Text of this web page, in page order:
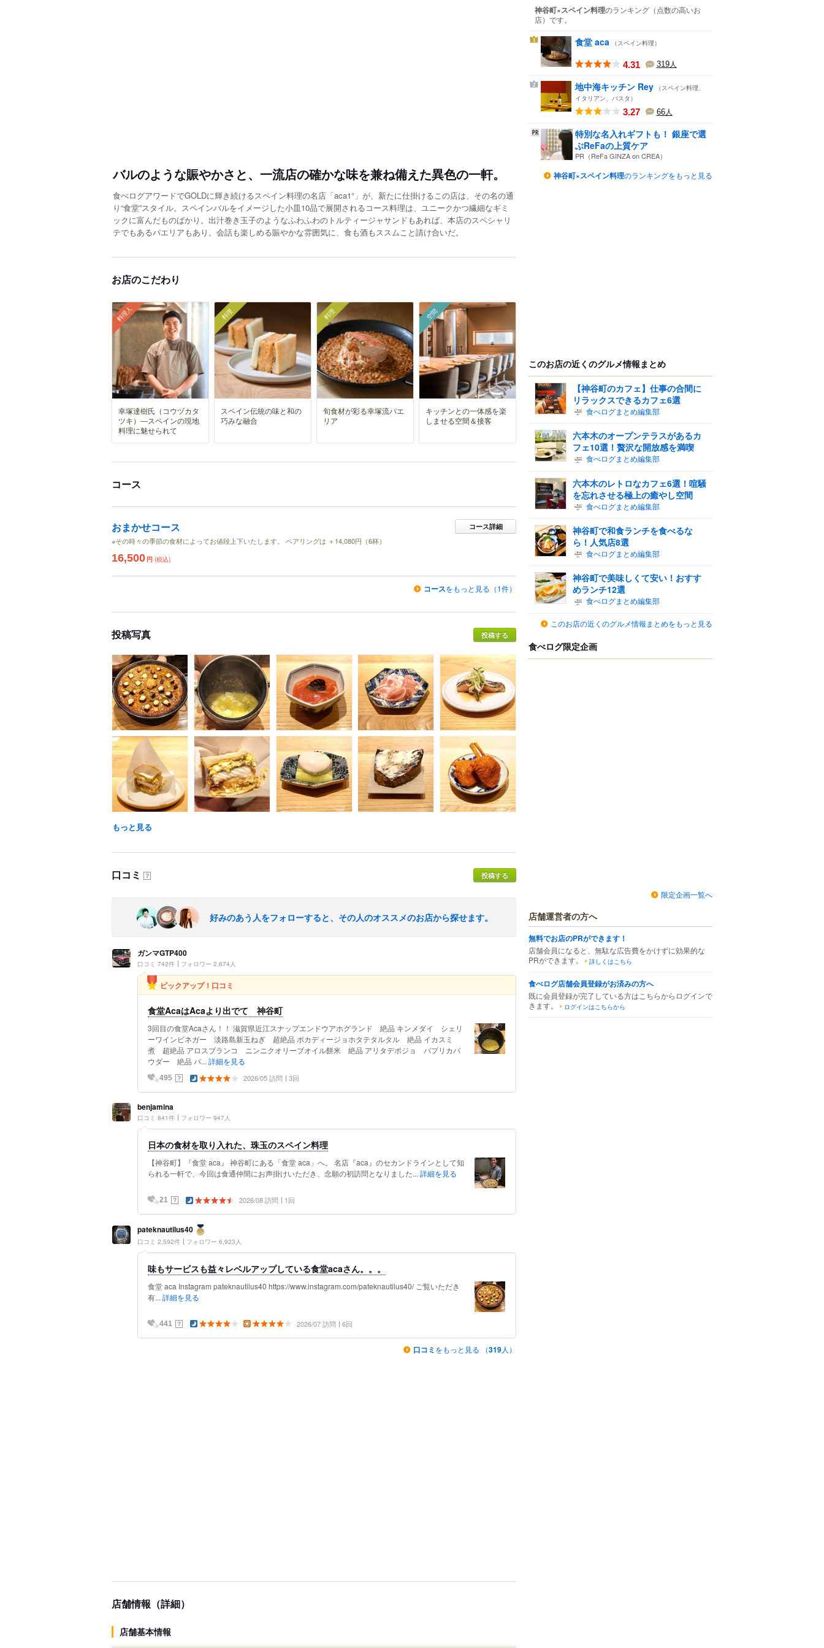
バルのような賑やかさと、一流店の確かな味を兼ね備えた異色の一軒。
食べログアワードでGOLDに輝き続けるスペイン料理の名店「aca1°」が、新たに仕掛けるこの店は、その名の通
り“食堂”スタイル。スペインバルをイメージした小皿10品で展開されるコース料理は、ユニークかつ繊細なギミ
ックに富んだものばかり。出汁巻き玉子のようなふわふわのトルティージャサンドもあれば、本店のスペシャリ
テでもあるパエリアもあり。会話も楽しめる賑やかな雰囲気に、食も酒もススムこと請け合いだ。
お店のこだわり
料理人
幸塚達樹氏（コウヅカタ
ツキ）―スペインの現地
料理に魅せられて
料理
スペイン伝統の味と和の
巧みな融合
料理
旬食材が彩る幸塚流パエ
リア
空間
キッチンとの一体感を楽
しませる空間＆接客
コース
おまかせコース
※その時々の季節の食材によってお値段上下いたします。 ペアリングは ＋14,080円（6杯）
コース詳細
16,500 円 (税込)
コースをもっと見る（1件）
投稿写真 投稿する
もっと見る
口コミ ？ 投稿する
好みのあう人をフォローすると、その人のオススメのお店から探せます。
ガンマGTP400
口コミ 742件 フォロワー 2,674人
ピックアップ！口コミ
食堂AcaはAcaより出でて 神谷町
3回目の食堂Acaさん！！ 滋賀県近江スナップエンドウアホグランド 絶品 キンメダイ シェリ
ーワインビネガー 淡路島新玉ねぎ 超絶品 ボカディージョホタテタルタル 絶品 イカスミ
煮 超絶品 アロスブランコ ニンニクオリーブオイル餅米 絶品 アリタデポジョ パプリカパ
ウダー 絶品 パ... 詳細を見る
495 ？ 2026/05 訪問 3回
benjamina
口コミ 841件 フォロワー 947人
日本の食材を取り入れた、珠玉のスペイン料理
【神谷町】『食堂 aca』 神谷町にある「食堂 aca」へ。 名店『aca』のセカンドラインとして知
られる一軒で、今回は食通仲間にお声掛けいただき、念願の初訪問となりました... 詳細を見る
21 ？ 2026/08 訪問 1回
pateknautilus40
口コミ 2,592件 フォロワー 6,923人
味もサービスも益々レベルアップしている食堂acaさん。。。
食堂 aca Instagram pateknautilus40 https://www.instagram.com/pateknautilus40/ ご覧いただき
有... 詳細を見る
441 ？ 2026/07 訪問 6回
口コミ をもっと見る （319人）
店舗情報（詳細）
店舗基本情報
神谷町×スペイン料理のランキング （点数の高いお
店） です。
1 食堂 aca （スペイン料理）
4.31 319人
2 地中海キッチン Rey （スペイン料理、
イタリアン、パスタ）
3.27 66人
特別な名入れギフトも！ 銀座で選
ぶReFaの上質ケア
PR（ReFa GINZA on CREA）
神谷町×スペイン料理のランキングをもっと見る
このお店の近くのグルメ情報まとめ
【神谷町のカフェ】仕事の合間に
リラックスできるカフェ6選
食べログまとめ編集部
六本木のオープンテラスがあるカ
フェ10選！贅沢な開放感を満喫
食べログまとめ編集部
六本木のレトロなカフェ6選！喧騒
を忘れさせる極上の癒やし空間
食べログまとめ編集部
神谷町で和食ランチを食べるな
ら！人気店8選
食べログまとめ編集部
神谷町で美味しくて安い！おすす
めランチ12選
食べログまとめ編集部
このお店の近くのグルメ情報まとめをもっと見る
食べログ限定企画
限定企画一覧へ
店舗運営者の方へ
無料でお店のPRができます！
店舗会員になると、無駄な広告費をかけずに効果的な
PRができます。
詳しくはこちら
食べログ店舗会員登録がお済みの方へ
既に会員登録が完了している方はこちらからログインで
きます。
ログインはこちらから